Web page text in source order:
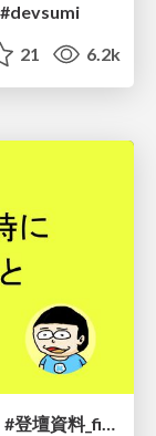
21 6.2k
登壇資料を作る時に意識していること #登壇資料_findy